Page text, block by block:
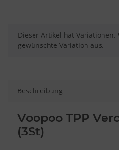
x
Dieser Artikel hat Variationen.
gewünschte Variation aus.
Beschreibung
Voopoo TPP
(3St)